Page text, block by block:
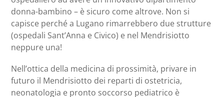
donna-bambino – è sicuro come altrove. Non si
capisce perché a Lugano rimarrebbero due strutture
(ospedali Sant’Anna e Civico) e nel Mendrisiotto
neppure una!
Nell’ottica della medicina di prossimità, privare in
futuro il Mendrisiotto dei reparti di ostetricia,
neonatologia e pronto soccorso pediatrico è